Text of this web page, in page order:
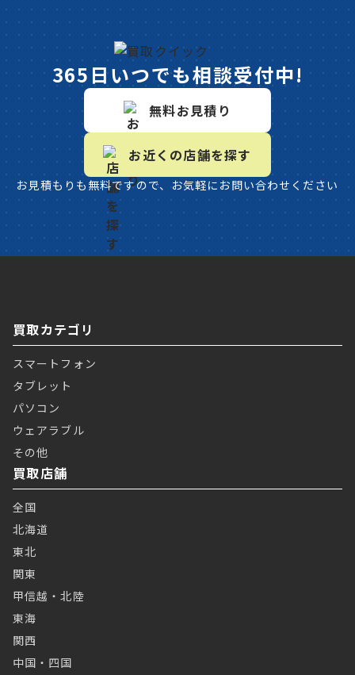
365日いつでも相談受付中!
無料お見積り
お近くの店舗を探す
お見積もりも無料ですので、お気軽にお問い合わせください
買取カテゴリ
スマートフォン
タブレット
パソコン
ウェアラブル
その他
買取店舗
全国
北海道
東北
関東
甲信越・北陸
東海
関西
中国・四国